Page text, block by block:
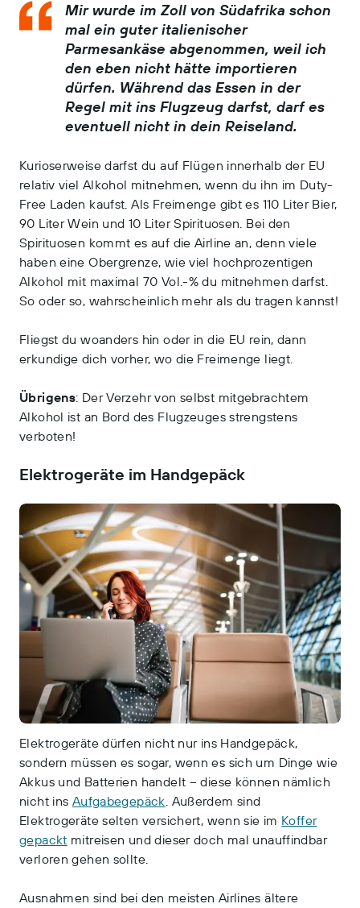
Mir wurde im Zoll von Südafrika schon
mal ein guter italienischer
Parmesankäse abgenommen, weil ich
den eben nicht hätte importieren
dürfen. Während das Essen in der
Regel mit ins Flugzeug darfst, darf es
eventuell nicht in dein Reiseland.
Kurioserweise darfst du auf Flügen innerhalb der EU
relativ viel Alkohol mitnehmen, wenn du ihn im Duty-
Free Laden kaufst. Als Freimenge gibt es 110 Liter Bier,
90 Liter Wein und 10 Liter Spirituosen. Bei den
Spirituosen kommt es auf die Airline an, denn viele
haben eine Obergrenze, wie viel hochprozentigen
Alkohol mit maximal 70 Vol.-% du mitnehmen darfst.
So oder so, wahrscheinlich mehr als du tragen kannst!
Fliegst du woanders hin oder in die EU rein, dann
erkundige dich vorher, wo die Freimenge liegt.
Übrigens: Der Verzehr von selbst mitgebrachtem
Alkohol ist an Bord des Flugzeuges strengstens
verboten!
Elektrogeräte im Handgepäck
Elektrogeräte dürfen nicht nur ins Handgepäck,
sondern müssen es sogar, wenn es sich um Dinge wie
Akkus und Batterien handelt – diese können nämlich
nicht ins Aufgabegepäck. Außerdem sind
Elektrogeräte selten versichert, wenn sie im Koffer
gepackt mitreisen und dieser doch mal unauffindbar
verloren gehen sollte.
Ausnahmen sind bei den meisten Airlines ältere